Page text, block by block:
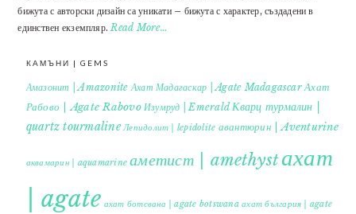
бижута с авторски дизайн са уникати – бижута с характер, създадени в
единствен екземпляр.Read More…
КАМЪНИ | GEMS
Амазонит | Amazonite Ахат Мадагаскар | Agate Madagascar Ахат
Рабово | Agate Rabovo Изумруд | Emerald Кварц турмалин |
quartz tourmaline Лепидолит | lepidolite авантюрин | Aventurine
аквамарин | aquamarine аметист | amethystахат
| agate ахат ботсвана | agate botswana ахат българия | agate